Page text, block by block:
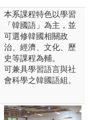
本系課程特色以學習
「韓國語」為主，並
可選修韓國相關政
治、經濟、文化、歷
史等課程為輔。
可兼具學習語⾔與社
會科學之韓國語組。